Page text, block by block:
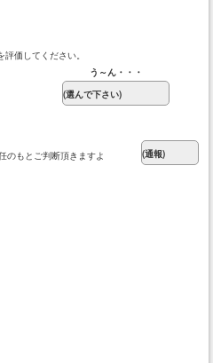
評価してください。
う～ん・・・
のもとご判断頂きますよ